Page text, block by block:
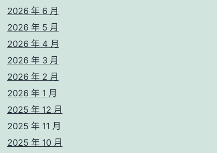
2026 年 6 月
2026 年 5 月
2026 年 4 月
2026 年 3 月
2026 年 2 月
2026 年 1 月
2025 年 12 月
2025 年 11 月
2025 年 10 月